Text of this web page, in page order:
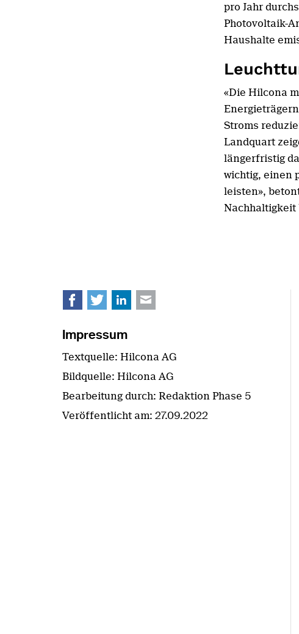
pro Jahr
Photovoltaik-
Haushalte
«Die Hilcona
Stroms
Landquart
längerfristig
wichtig, einen
leisten»,
Nachhaltigkeit
Facebook
TwitterLinkedIn
E-mail
Impressum
Textquelle: Hilcona AG
Bildquelle: Hilcona AG
Bearbeitung durch: Redaktion Phase 5
Veröffentlicht am: 27.09.2022